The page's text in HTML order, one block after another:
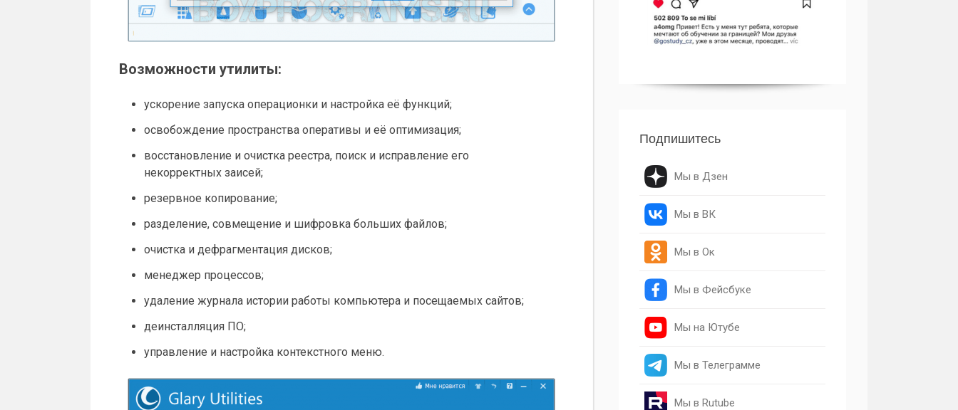
Возможности утилиты:
ускорение запуска операционки и настройка её функций;
освобождение пространства оперативы и её оптимизация;
восстановление и очистка реестра, поиск и исправление его
некорректных заисей;
резервное копирование;
разделение, совмещение и шифровка больших файлов;
очистка и дефрагментация дисков;
менеджер процессов;
удаление журнала истории работы компьютера и посещаемых сайтов;
деинсталляция ПО;
управление и настройка контекстного меню.
Подпишитесь
Мы в Дзен
Мы в ВК
Мы в Ок
Мы в Фейсбуке
Мы на Ютубе
Мы в Телеграмме
Мы в Rutube